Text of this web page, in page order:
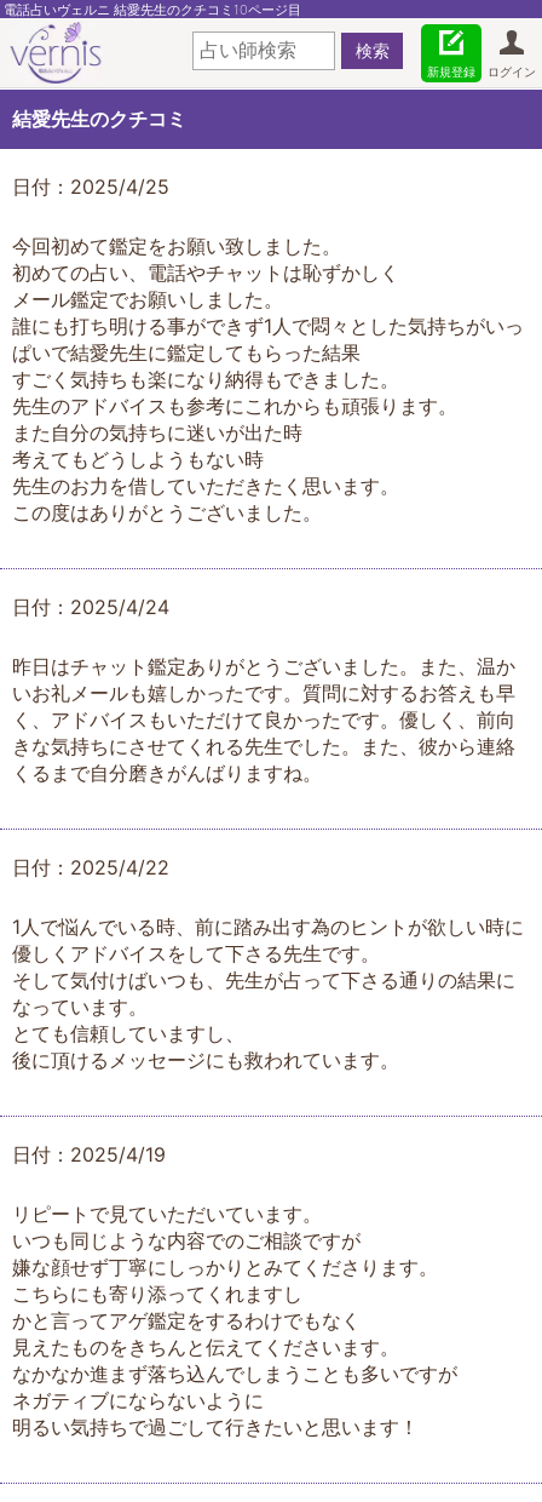
電話占いヴェルニ 結愛先生のクチコミ10ページ目
ログイン
新規登録
結愛先生のクチコミ
日付：2025/4/25
今回初めて鑑定をお願い致しました。
初めての占い、電話やチャットは恥ずかしく
メール鑑定でお願いしました。
誰にも打ち明ける事ができず1人で悶々とした気持ちがいっ
ぱいで結愛先生に鑑定してもらった結果
すごく気持ちも楽になり納得もできました。
先生のアドバイスも参考にこれからも頑張ります。
また自分の気持ちに迷いが出た時
考えてもどうしようもない時
先生のお力を借していただきたく思います。
この度はありがとうございました。
日付：2025/4/24
昨日はチャット鑑定ありがとうございました。また、温か
いお礼メールも嬉しかったです。質問に対するお答えも早
く、アドバイスもいただけて良かったです。優しく、前向
きな気持ちにさせてくれる先生でした。また、彼から連絡
くるまで自分磨きがんばりますね。
日付：2025/4/22
1人で悩んでいる時、前に踏み出す為のヒントが欲しい時に
優しくアドバイスをして下さる先生です。
そして気付けばいつも、先生が占って下さる通りの結果に
なっています。
とても信頼していますし、
後に頂けるメッセージにも救われています。
日付：2025/4/19
リピートで見ていただいています。
いつも同じような内容でのご相談ですが
嫌な顔せず丁寧にしっかりとみてくださります。
こちらにも寄り添ってくれますし
かと言ってアゲ鑑定をするわけでもなく
見えたものをきちんと伝えてくださいます。
なかなか進まず落ち込んでしまうことも多いですが
ネガティブにならないように
明るい気持ちで過ごして行きたいと思います！